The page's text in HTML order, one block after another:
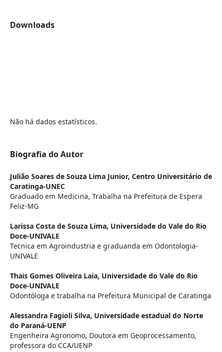
Downloads
Não há dados estatísticos.
Biografia do Autor
Julião Soares de Souza Lima Junior, Centro Universitário de
Caratinga-UNEC
Graduado em Medicina, Trabalha na Prefeitura de Espera
Feliz-MG
Larissa Costa de Souza Lima, Universidade do Vale do Rio
Doce-UNIVALE
Tecnica em Agroindustria e graduanda em Odontologia-
UNIVALE
Thais Gomes Oliveira Laia, Universidade do Vale do Rio
Doce-UNIVALE
Odontóloga e trabalha na Prefeitura Municipal de Caratinga
Alessandra Fagioli Silva, Universidade estadual do Norte
do Paraná-UENP
Engenheira Agronomo, Doutora em Geoprocessamento,
professora do CCA/UENP